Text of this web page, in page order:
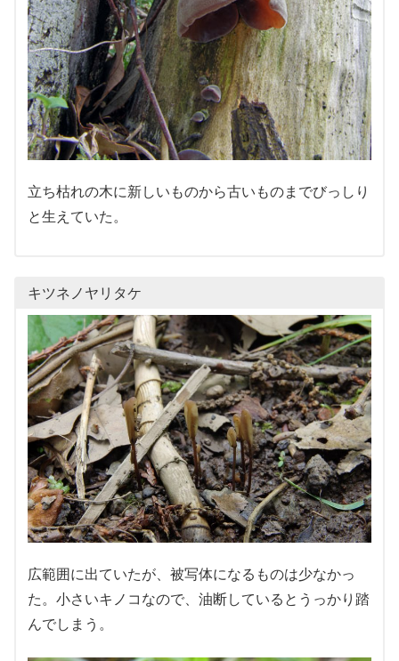
立ち枯れの木に新しいものから古いものまでびっしり
と生えていた。
キツネノヤリタケ
広範囲に出ていたが、被写体になるものは少なかっ
た。小さいキノコなので、油断しているとうっかり踏
んでしまう。